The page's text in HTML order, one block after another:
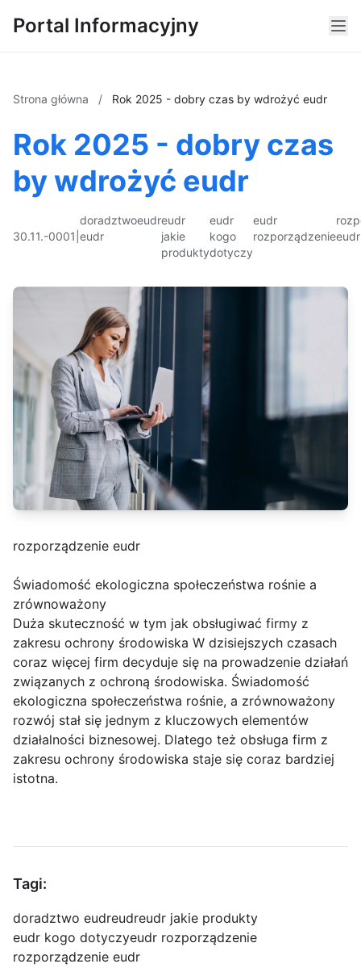
Portal Informacyjny
Strona główna / Rok 2025 - dobry czas by wdrożyć eudr
Rok 2025 - dobry czas
by wdrożyć eudr
30.11.-0001
doradztwo
eudr
eudreudr
jakie
produkty
eudr
kogo
dotyczy
eudr
rozporządzenieeudr
rozporządzenie eudr
Świadomość ekologiczna społeczeństwa rośnie a
zrównoważony
Duża skuteczność w tym jak obsługiwać firmy z
zakresu ochrony środowiska W dzisiejszych czasach
coraz więcej firm decyduje się na prowadzenie działań
związanych z ochroną środowiska. Świadomość
ekologiczna społeczeństwa rośnie, a zrównoważony
rozwój stał się jednym z kluczowych elementów
działalności biznesowej. Dlatego też obsługa firm z
zakresu ochrony środowiska staje się coraz bardziej
istotna.
Tagi:
doradztwo eudreudreudr jakie produkty
eudr kogo dotyczyeudr rozporządzenie
rozporządzenie eudr